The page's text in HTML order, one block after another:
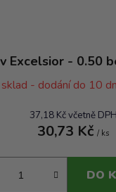
Excelsior - 0.50
- dodání do 10
37,18 Kč včetně DPH
30,73 Kč / ks
DO